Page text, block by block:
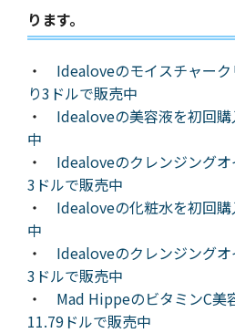
ります。
・ Idealoveのモイスチャー
り3ドルで販売中
・ Idealoveの美容液を初回
中
・ Idealoveのクレンジング
3ドルで販売中
・ Idealoveの化粧水を初回
中
・ Idealoveのクレンジング
3ドルで販売中
・ Mad HippeのビタミンC美
11.79ドルで販売中